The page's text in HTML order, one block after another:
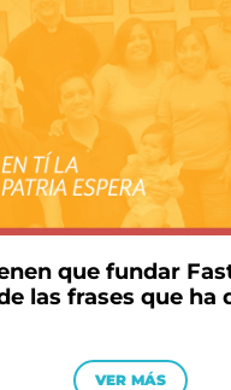
que fundar
las frases que ha
VER MÁS